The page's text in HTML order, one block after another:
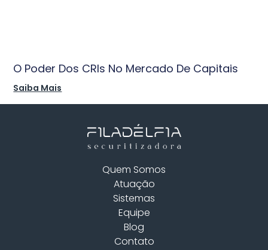
O Poder Dos CRIs No Mercado De Capitais
Saiba Mais
Quem Somos
Atuação
Sistemas
Equipe
Blog
Contato